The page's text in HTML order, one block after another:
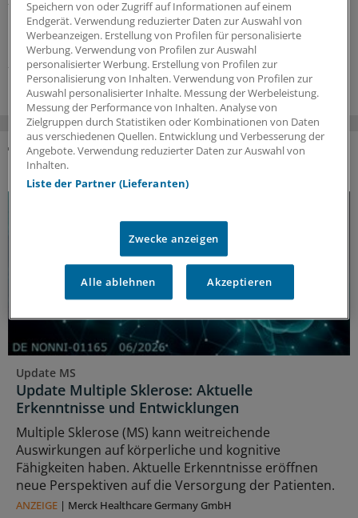
Produkte mit Melatonin. Pädiater sehen das sehr
kritisch.
23.06.2026
DAS KÖNNTE SIE AUCH INTERESSIEREN
Update MS
Update Multiple Sklerose: Aktuelle
Erkenntnisse und Entwicklungen
Multiple Sklerose (MS) kann weitreichende
Auswirkungen auf körperliche und kognitive
Fähigkeiten haben. Aktuelle Erkenntnisse eröffnen
neue Perspektiven auf die Versorgung der Patienten.
ANZEIGE | Merck Healthcare Germany GmbH
Speichern von oder Zugriff auf Informationen auf einem
Endgerät. Verwendung reduzierter Daten zur Auswahl von
Werbeanzeigen. Erstellung von Profilen für personalisierte
Werbung. Verwendung von Profilen zur Auswahl
personalisierter Werbung. Erstellung von Profilen zur
Personalisierung von Inhalten. Verwendung von Profilen zur
Auswahl personalisierter Inhalte. Messung der Werbeleistung.
Messung der Performance von Inhalten. Analyse von
Zielgruppen durch Statistiken oder Kombinationen von Daten
aus verschiedenen Quellen. Entwicklung und Verbesserung der
Angebote. Verwendung reduzierter Daten zur Auswahl von
Inhalten.
Liste der Partner (Lieferanten)
Zwecke anzeigen
Alle ablehnen Akzeptieren